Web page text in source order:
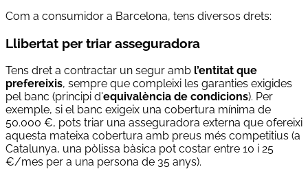
Com a consumidor a Barcelona, tens diversos drets:
Llibertat per triar asseguradora
Tens dret a contractar un segur amb l’entitat que
prefereixis, sempre que compleixi les garanties exigides
pel banc (principi d'equivalència de condicions). Per
exemple, si el banc exigeix una cobertura mínima de
50.000 €, pots triar una asseguradora externa que ofereixi
aquesta mateixa cobertura amb preus més competitius (a
Catalunya, una pòlissa bàsica pot costar entre 10 i 25
€/mes per a una persona de 35 anys).